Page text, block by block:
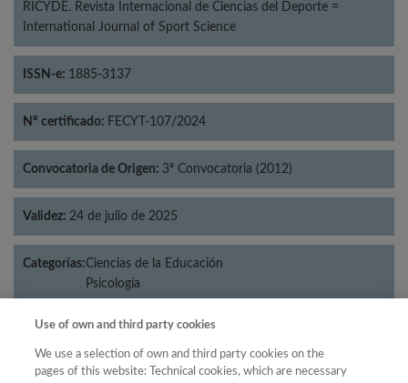
RICYDE. Revista Internacional de Ciencias del Deporte =
International Journal of Sport Science
ISSN-e: 1885-3137
Nº certificado: FECYT-107/2024
Convocatoria de Origen: 3ª Convocatoria (2012)
Validez: 24 de julio de 2025
Categorías:Ciencias de la Educación
Psicología
Use of own and third party cookies
We use a selection of own and third party cookies on the
pages of this website: Technical cookies, which are necessary